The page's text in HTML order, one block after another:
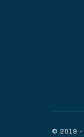
© 2019 -